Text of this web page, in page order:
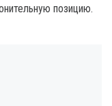
позицию.